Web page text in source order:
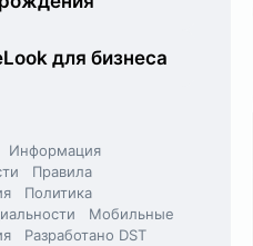
для бизнеса
Информация
Правила
Политика
Мобильные
Разработано DST